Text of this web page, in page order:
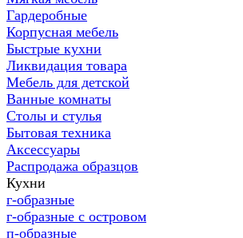
Гардеробные
Корпусная мебель
Быстрые кухни
Ликвидация товара
Мебель для детской
Ванные комнаты
Столы и стулья
Бытовая техника
Аксессуары
Распродажа образцов
Кухни
г-образные
г-образные с островом
п-образные